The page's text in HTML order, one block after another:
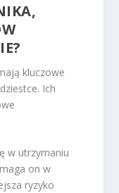
kluczowe
Ich
w utrzymaniu
on w
ryzyko